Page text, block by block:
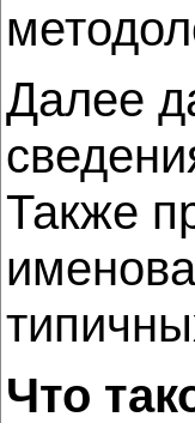
Далее
Также
Что